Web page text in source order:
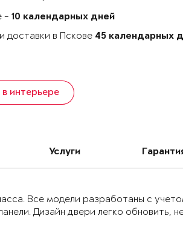
-10 календарных дней
доставки в Пскове 45 календарных
интерьере
Услуги
Все модели разработаны с
Дизайн двери легко обновить,